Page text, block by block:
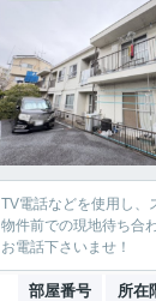
TV電話などを使用し、
物件前での現地待ち合
お電話下さいませ！
部屋番号 所在